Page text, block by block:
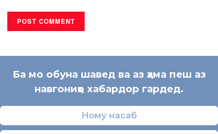
Ба мо обуна шавед ва аз ҳама пеш аз
навгониҳо хабардор гардед.